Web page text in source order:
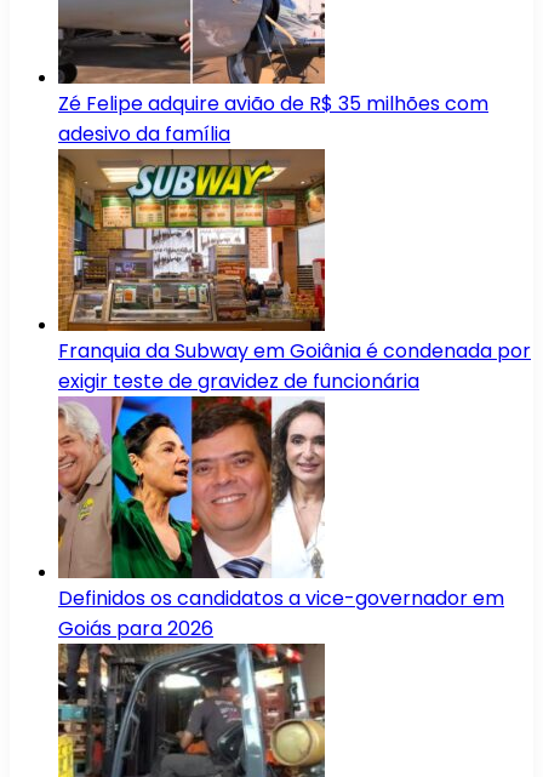
Zé Felipe adquire avião de R$ 35 milhões com
adesivo da família
Franquia da Subway em Goiânia é condenada por
exigir teste de gravidez de funcionária
Definidos os candidatos a vice-governador em
Goiás para 2026